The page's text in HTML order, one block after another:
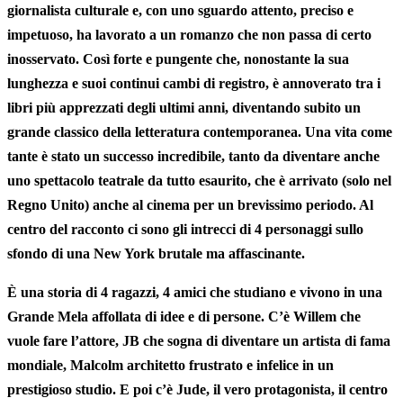
giornalista culturale e, con uno sguardo attento, preciso e
impetuoso, ha lavorato a un romanzo che non passa di certo
inosservato. Così forte e pungente che, nonostante la sua
lunghezza e suoi continui cambi di registro, è annoverato tra i
libri più apprezzati degli ultimi anni, diventando subito un
grande classico della letteratura contemporanea. Una vita come
tante è stato un successo incredibile, tanto da diventare anche
uno spettacolo teatrale da tutto esaurito, che è arrivato (solo nel
Regno Unito) anche al cinema per un brevissimo periodo. Al
centro del racconto ci sono gli intrecci di 4 personaggi sullo
sfondo di una New York brutale ma affascinante.
È una storia di 4 ragazzi, 4 amici che studiano e vivono in una
Grande Mela affollata di idee e di persone. C’è Willem che
vuole fare l’attore, JB che sogna di diventare un artista di fama
mondiale, Malcolm architetto frustrato e infelice in un
prestigioso studio. E poi c’è Jude, il vero protagonista, il centro